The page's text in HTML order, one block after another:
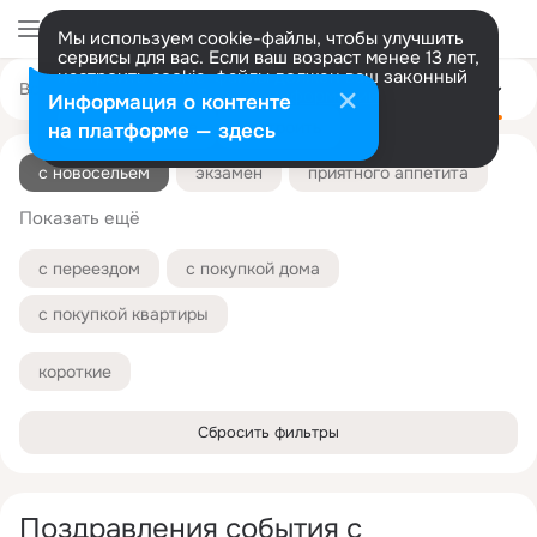
Мы используем cookie-файлы, чтобы улучшить
сервисы для вас. Если ваш возраст менее 13 лет,
настроить cookie-файлы должен ваш законный
представитель. Больше информации
Разрешить все Настроить
Поздравления события с
Все На свадьбу Ещё
с новосельем экзамен приятного аппетита
с беременностью
с днем города с днем организации
с каникулами с крестинами
с покупкой машины
Показать ещё
с переездом с покупкой дома
с покупкой квартиры
короткие
Сбросить фильтры
Информация о контенте
на платформе — здесь